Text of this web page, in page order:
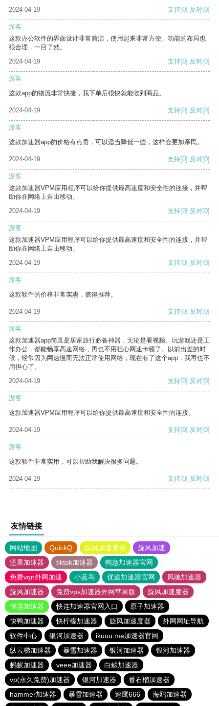
2024-04-19
支持[0] 反对[0]
游客
这款办公软件的界面设计非常简洁，使用起来非常方便。功能的布局也
很合理，一目了然。
2024-04-19
支持[0] 反对[0]
游客
这款app的物流非常快捷，我下单后很快就能收到商品。
2024-04-19 支持[0] 反对[0]
游客
这款加速器app的价格有点贵，可以适当降低一些，这样会更加亲民。
2024-04-19 支持[0] 反对[0]
游客
这款加速器VPM应用程序可以给你提供最高速度和安全性的连接，并帮
助你在网络上自由移动。
2024-04-19
支持[0] 反对[0]
游客
这款加速器VPM应用程序可以给你提供最高速度和安全性的连接，并帮
助你在网络上自由移动。
2024-04-19
支持[0] 反对[0]
游客
这款软件的价格非常实惠，值得推荐。
2024-04-19 支持[0] 反对[0]
游客
这款加速器app简直是居家旅行必备神器，无论是看视频、玩游戏还是工
作办公，都能畅享高速网络，再也不用担心网速卡顿了。以前出差的时
候，经常因为网速慢而无法正常使用网络，现在有了这个app，我再也不
用担心了。
2024-04-19
支持[0] 反对[0]
游客
这款加速器VPM应用程序可以给你提供最高速度和安全性的连接。
2024-04-19 支持[0] 反对[0]
游客
这款软件非常实用，可以帮助我解决很多问题。
2024-04-19 支持[0] 反对[0]
友情链接
网站地图 QuickQ 旋风加速度器
旋风加速
坚果加速器
tiktok加速器
狗急加速器官网
免费vqn外网加速
小蓝鸟 优途加速器官网
风驰加速器
旋风加速器
免费vps加速器外网苹果版
旋风加速度器
快连加速器
快连加速器官网入口
原子加速器
快鸭加速器
快柠檬加速器 旋风加速度器
外网网址导航
软件中心
银河加速器
ikuuu.me加速器官网
纵云梯加速器
暴雪加速器 银河加速器
银河加速器
蚂蚁加速器
veee加速器
白鲸加速器
vp(永久免费)加速器
银河加速器
番石榴加速器
hammer加速器
暴雪加速器 速鹰666
海鸥加速器